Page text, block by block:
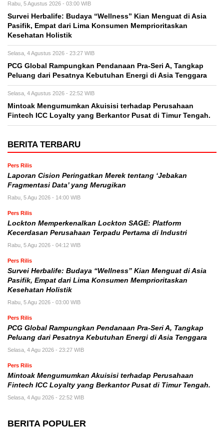
Rabu, 5 Agustus 2026 - 03:00 WIB
Survei Herbalife: Budaya “Wellness” Kian Menguat di Asia
Pasifik, Empat dari Lima Konsumen Memprioritaskan
Kesehatan Holistik
Selasa, 4 Agustus 2026 - 23:27 WIB
PCG Global Rampungkan Pendanaan Pra-Seri A, Tangkap
Peluang dari Pesatnya Kebutuhan Energi di Asia Tenggara
Selasa, 4 Agustus 2026 - 22:52 WIB
Mintoak Mengumumkan Akuisisi terhadap Perusahaan
Fintech ICC Loyalty yang Berkantor Pusat di Timur Tengah.
BERITA TERBARU
Pers Rilis
Laporan Cision Peringatkan Merek tentang ‘Jebakan
Fragmentasi Data’ yang Merugikan
Rabu, 5 Agu 2026 - 14:00 WIB
Pers Rilis
Lockton Memperkenalkan Lockton SAGE: Platform
Kecerdasan Perusahaan Terpadu Pertama di Industri
Rabu, 5 Agu 2026 - 04:12 WIB
Pers Rilis
Survei Herbalife: Budaya “Wellness” Kian Menguat di Asia
Pasifik, Empat dari Lima Konsumen Memprioritaskan
Kesehatan Holistik
Rabu, 5 Agu 2026 - 03:00 WIB
Pers Rilis
PCG Global Rampungkan Pendanaan Pra-Seri A, Tangkap
Peluang dari Pesatnya Kebutuhan Energi di Asia Tenggara
Selasa, 4 Agu 2026 - 23:27 WIB
Pers Rilis
Mintoak Mengumumkan Akuisisi terhadap Perusahaan
Fintech ICC Loyalty yang Berkantor Pusat di Timur Tengah.
Selasa, 4 Agu 2026 - 22:52 WIB
BERITA POPULER